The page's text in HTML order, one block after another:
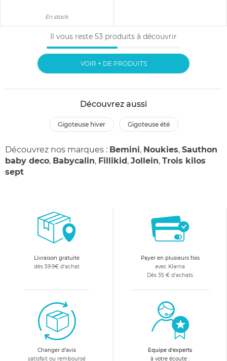
En stock
Il vous reste 53 produits à découvrir
VOIR + DE PRODUITS
Découvrez aussi
gigoteuse hiver gigoteuse été
Découvrez nos marques : Bemini, Noukies, Sauthon
baby deco, Babycalin, Fillikid, Jollein, Trois kilos
sept
Livraison gratuite
dès 59.9€ d'achat
Payer en plusieurs fois
avec Klarna
Dès 35 € d'achats
Changer d'avis
satisfait ou remboursé
Equipe d'experts
à votre écoute :